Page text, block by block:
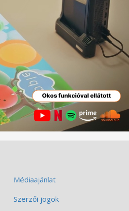
Médiaajánlat
Szerzői jogok